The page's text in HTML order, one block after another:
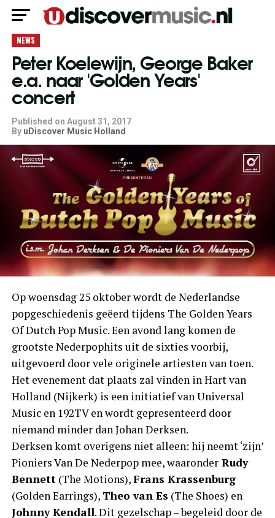
NEWS
Peter Koelewijn, George Baker
e.a. naar 'Golden Years'
concert
Published on August 31, 2017
By uDiscover Music Holland
Op woensdag 25 oktober wordt de Nederlandse
popgeschiedenis geëerd tijdens The Golden Years
Of Dutch Pop Music. Een avond lang komen de
grootste Nederpophits uit de sixties voorbij,
uitgevoerd door vele originele artiesten van toen.
Het evenement dat plaats zal vinden in Hart van
Holland (Nijkerk) is een initiatief van Universal
Music en 192TV en wordt gepresenteerd door
niemand minder dan Johan Derksen.
Derksen komt overigens niet alleen: hij neemt ‘zijn’
Pioniers Van De Nederpop mee, waaronderRudy
Bennett(The Motions),Frans Krassenburg
(Golden Earrings), Theo van Es (The Shoes) en
Johnny Kendall. Dit gezelschap – begeleid door de